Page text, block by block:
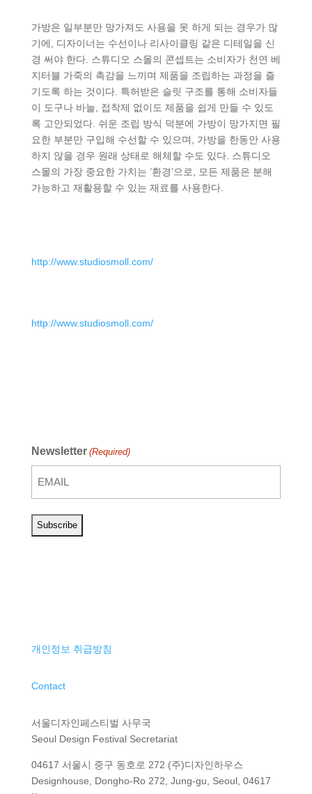
가방은 일부분만 망가져도 사용을 못 하게 되는 경우가 많
기에, 디자이너는 수선이나 리사이클링 같은 디테일을 신
경 써야 한다. 스튜디오 스몰의 콘셉트는 소비자가 천연 베
지터블 가죽의 촉감을 느끼며 제품을 조립하는 과정을 즐
기도록 하는 것이다. 특허받은 슬릿 구조를 통해 소비자들
이 도구나 바늘, 접착제 없이도 제품을 쉽게 만들 수 있도
록 고안되었다. 쉬운 조립 방식 덕분에 가방이 망가지면 필
요한 부분만 구입해 수선할 수 있으며, 가방을 한동안 사용
하지 않을 경우 원래 상태로 해체할 수도 있다. 스튜디오
스몰의 가장 중요한 가치는 ’환경’으로, 모든 제품은 분해
가능하고 재활용할 수 있는 재료를 사용한다.
http://www.studiosmoll.com/
http://www.studiosmoll.com/
Newsletter (Required)
개인정보 취급방침
Contact
서울디자인페스티벌 사무국
Seoul Design Festival Secretariat
04617 서울시 중구 동호로 272 (주)디자인하우스
Designhouse, Dongho-Ro 272, Jung-gu, Seoul, 04617